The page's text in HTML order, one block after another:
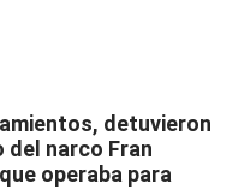
detuvieron
narco Fran
operaba para